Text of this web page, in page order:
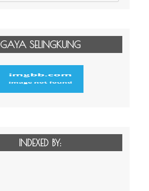
GAYA SELINGKUNG
INDEXED BY: